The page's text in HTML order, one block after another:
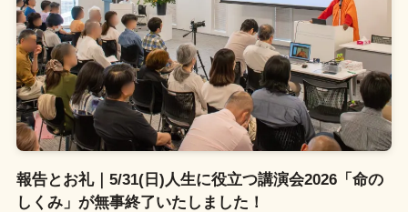
報告とお礼｜5/31(日)人生に役立つ講演会2026「命の
しくみ」が無事終了いたしました！